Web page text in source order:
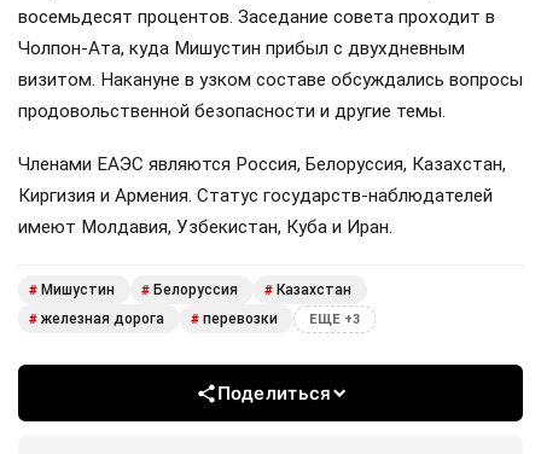
восемьдесят процентов. Заседание совета проходит в
Чолпон-Ата, куда Мишустин прибыл с двухдневным
визитом. Накануне в узком составе обсуждались вопросы
продовольственной безопасности и другие темы.
Членами ЕАЭС являются Россия, Белоруссия, Казахстан,
Киргизия и Армения. Статус государств-наблюдателей
имеют Молдавия, Узбекистан, Куба и Иран.
# Мишустин # Белоруссия # Казахстан
# железная дорога # перевозки ЕЩЕ +3
Поделиться